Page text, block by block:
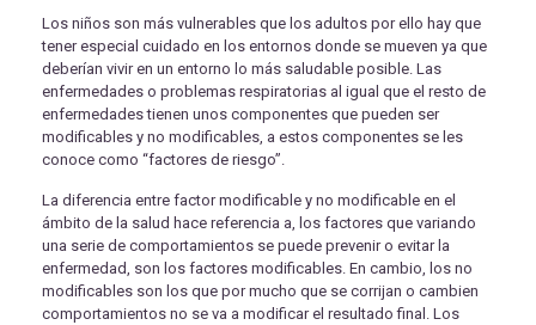
Los niños son más vulnerables que los adultos por ello hay que
tener especial cuidado en los entornos donde se mueven ya que
deberían vivir en un entorno lo más saludable posible. Las
enfermedades o problemas respiratorias al igual que el resto de
enfermedades tienen unos componentes que pueden ser
modificables y no modificables, a estos componentes se les
conoce como “factores de riesgo”.
La diferencia entre factor modificable y no modificable en el
ámbito de la salud hace referencia a, los factores que variando
una serie de comportamientos se puede prevenir o evitar la
enfermedad, son los factores modificables. En cambio, los no
modificables son los que por mucho que se corrijan o cambien
comportamientos no se va a modificar el resultado final. Los